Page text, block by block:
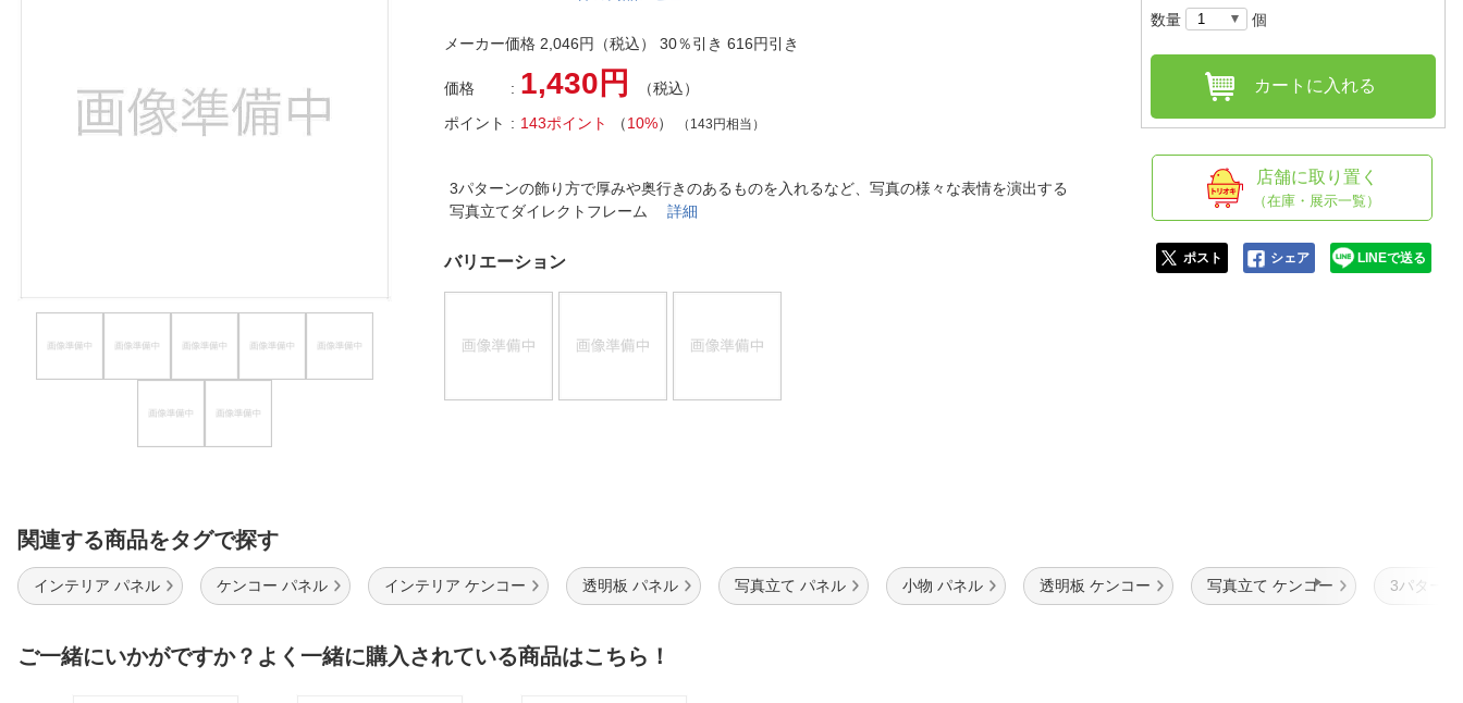
閲覧履歴
お客様サポート
ご利用規約
IR情報
メーカー価格 2,046円（税込） 30％引き 616円引き
価格 1,430円
（税込）
ポイント
143ポイント （10%） （143円相当）
3パターンの飾り方で厚みや奥行きのあるものを入れるなど、写真の様々な表情を演出する
写真立てダイレクトフレーム詳細
バリエーション
数量 個
カートに入れる
店舗に取り置く
（在庫・展示一覧）
ポスト シェア LINEで送る
関連する商品をタグで探す
インテリア パネル ケンコー パネル インテリア ケンコー 透明板 パネル 写真立て パネル 小物 パネル 透明板 ケンコー 写真立て ケンコー 3パター
ご一緒にいかがですか？よく一緒に購入されている商品はこちら！